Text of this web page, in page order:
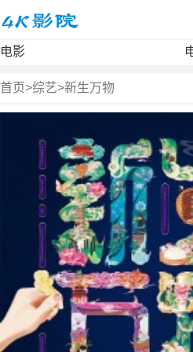
电影
首页>综艺>新生万物